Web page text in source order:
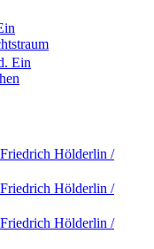
Ein
Hölderlin /
Hölderlin /
Hölderlin /